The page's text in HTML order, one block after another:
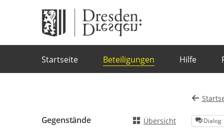
Startseite Beteiligungen Hilfe
Dialog
Gegenstände Übersicht